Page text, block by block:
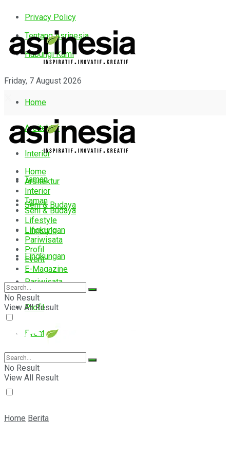
Privacy Policy
Tentang Asrinesia
Hubungi Kami
Friday, 7 August 2026
Home
Arsitektur
Interior
Taman
Seni & Budaya
Lifestyle
Lingkungan
Pariwisata
Profil
Event
E-Magazine
Home
Arsitektur
Interior
Taman
Seni & Budaya
Lifestyle
Lingkungan
Pariwisata
Profil
Event
E-Magazine
No Result
View All Result
No Result
View All Result
Home Berita